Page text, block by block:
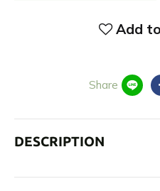
Add
Share
DESCRIPTION